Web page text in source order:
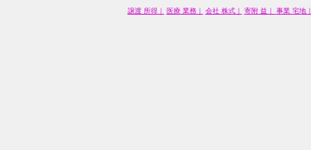
譲渡 所得｜ 医療 業務｜ 会社 株式｜ 寄附 益｜ 事業 宅地